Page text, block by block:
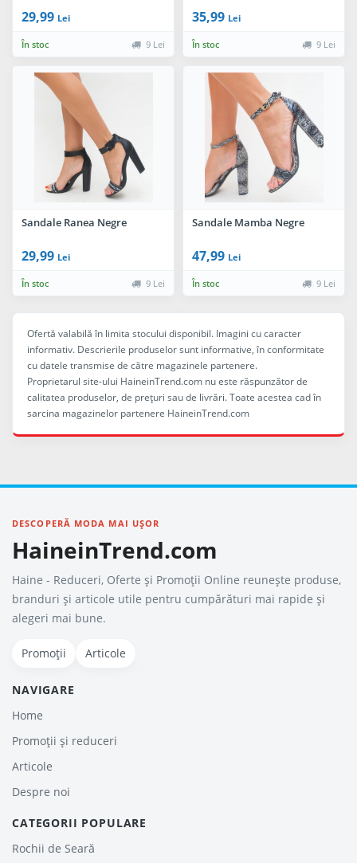
29,99 Lei
În stoc 9 Lei
35,99 Lei
În stoc 9 Lei
Sandale Ranea Negre
29,99 Lei
În stoc 9 Lei
Sandale Mamba Negre
47,99 Lei
În stoc 9 Lei
Ofertă valabilă în limita stocului disponibil. Imagini cu caracter
informativ. Descrierile produselor sunt informative, în conformitate
cu datele transmise de către magazinele partenere.
Proprietarul site-ului HaineinTrend.com nu este răspunzător de
calitatea produselor, de preţuri sau de livrări. Toate acestea cad în
sarcina magazinelor partenere HaineinTrend.com
DESCOPERĂ MODA MAI UȘOR
HaineinTrend.com
Haine - Reduceri, Oferte şi Promoţii Online reunește produse,
branduri și articole utile pentru cumpărături mai rapide și
alegeri mai bune.
Promoții Articole
NAVIGARE
Home
Promoții și reduceri
Articole
Despre noi
CATEGORII POPULARE
Rochii de Seară